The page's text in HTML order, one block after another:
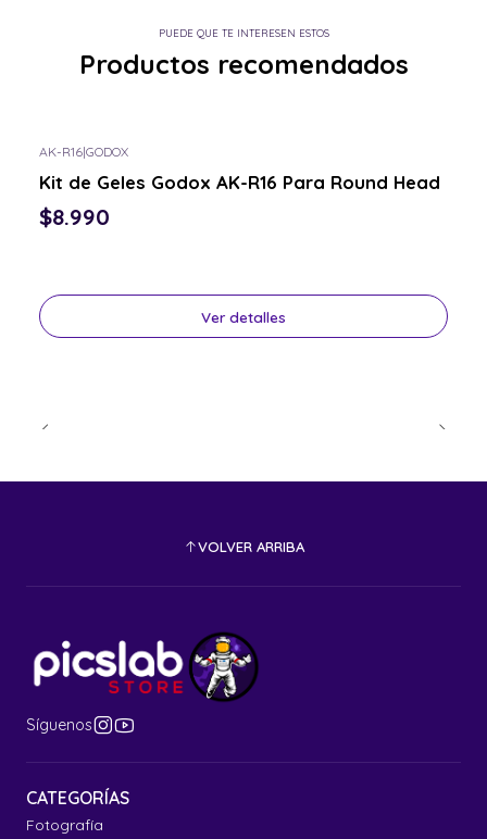
PUEDE QUE TE INTERESEN ESTOS
Productos recomendados
AK-R16|GODOX
Kit de Geles Godox AK-R16 Para Round Head
$8.990
Ver detalles
VOLVER ARRIBA
Síguenos
CATEGORÍAS
Fotografía